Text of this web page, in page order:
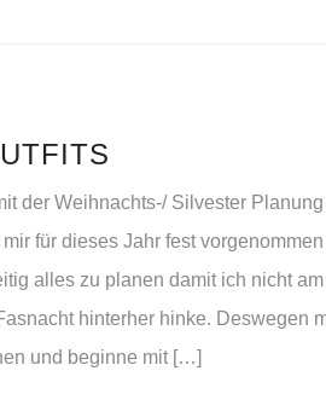
der Weihnachts-/ Silvester
für dieses Jahr fest
alles zu planen damit ich nicht
hinterher hinke. Deswegen
und beginne mit […]